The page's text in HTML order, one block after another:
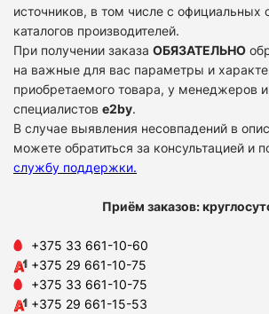
источников, в том числе с официальных
каталогов производителей.
При получении заказа ОБЯЗАТЕЛЬНО
на важные для вас параметры и
приобретаемого товара, у менеджеров и
специалистов e2by.
В случае выявления несовпадений в
можете обратиться за консультацией и
службу поддержки.
Приём заказов:
+375 33 661-10-60
+375 29 661-10-75
+375 33 661-10-75
+375 29 661-15-53